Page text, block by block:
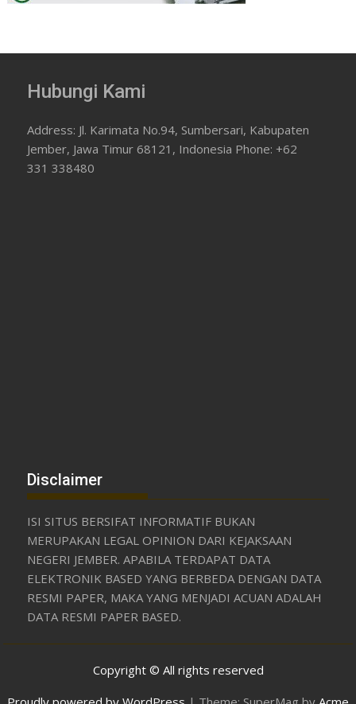
Hubungi Kami
Address: Jl. Karimata No.94, Sumbersari, Kabupaten
Jember, Jawa Timur 68121, Indonesia Phone: +62
331 338480
Disclaimer
ISI SITUS BERSIFAT INFORMATIF BUKAN
MERUPAKAN LEGAL OPINION DARI KEJAKSAAN
NEGERI JEMBER. APABILA TERDAPAT DATA
ELEKTRONIK BASED YANG BERBEDA DENGAN DATA
RESMI PAPER, MAKA YANG MENJADI ACUAN ADALAH
DATA RESMI PAPER BASED.
Copyright © All rights reserved